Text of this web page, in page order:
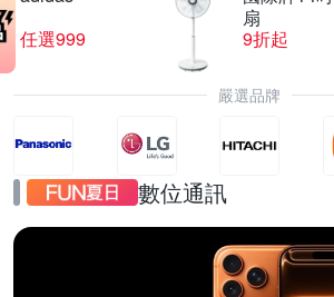
任選999
扇
9折起
嚴選品牌
數位通訊